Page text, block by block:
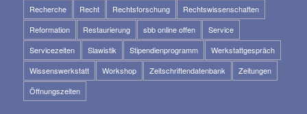
Recherche
Recht Rechtsforschung
Rechtswissenschaften
Reformation
Restaurierung sbb online offen
Service
Servicezeiten
Slawistik Stipendienprogramm
Werkstattgespräch
Wissenswerkstatt
Workshop Zeitschriftendatenbank
Zeitungen
Öffnungszeiten